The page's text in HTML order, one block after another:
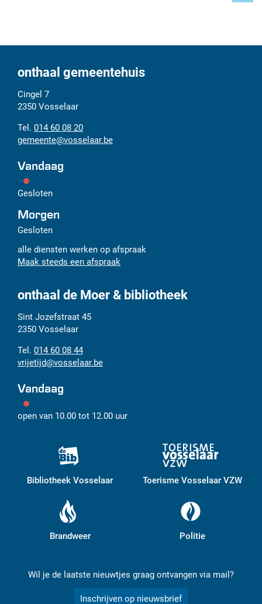
onthaal gemeentehuis
Adres
Cingel 7
2350 Vosselaar
Tel.
014 60 08 20
E-
mail
gemeente@vosselaar.be
Vandaag
Gesloten
Morgen
Gesloten
alle diensten werken op afspraak
Maak steeds een afspraak
onthaal de Moer & bibliotheek
Adres
Sint Jozefstraat 45
2350 Vosselaar
Tel.
014 60 08 44
E-
mail
vrijetijd@vosselaar.be
Vandaag
open van 10.00 tot 12.00 uur
Bibliotheek Vosselaar Toerisme Vosselaar VZW
Brandweer Politie
Wil je de laatste nieuwtjes graag ontvangen via mail?
Inschrijven op nieuwsbrief